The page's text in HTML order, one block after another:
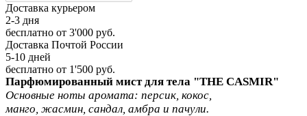
Доставка курьером
2-3 дня
бесплатно от 3'000 руб.
Доставка Почтой России
5-10 дней
бесплатно от 1'500 руб.
Парфюмированный мист для тела "THE CASMIR"
Основные ноты аромата: персик, кокос,
манго, жасмин, сандал, амбра и пачули.